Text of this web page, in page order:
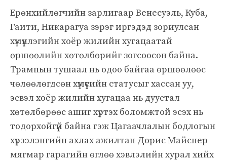
Ерөнхийлөгчийн зарлигаар Венесуэль, Куба,
Гаити, Никарагуа зэрэг иргэдэд зориулсан
хүмүүнлэгийн хоёр жилийн хугацаатай
өршөөлийн хөтөлбөрийг зогсоосон байна.
Трампын тушаал нь одоо байгаа өршөөлөөс
чөлөөлөгдсөн хүмүүсийн статусыг хассан уу,
эсвэл хоёр жилийн хугацаа нь дуустал
хөтөлбөрөөс ашиг хүртэх боломжтой эсэх нь
тодорхойгүй байна гэж Цагаачлалын бодлогын
хүрээлэнгийн ахлах ажилтан Дорис Майснер
мягмар гарагийн өглөө хэвлэлийн хурал хийх